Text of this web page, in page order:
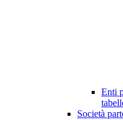
Enti
Società